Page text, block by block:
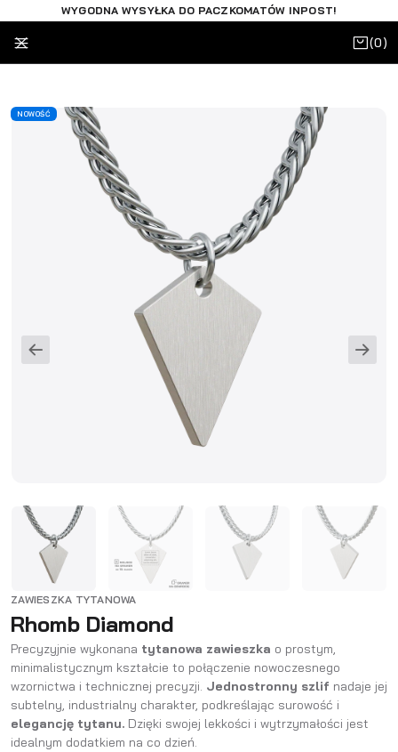
WYGODNA WYSYŁKA DO PACZKOMATÓW INPOST!
(0)
NOWOŚĆ
ZAWIESZKA TYTANOWA
Rhomb Diamond
Precyzyjnie wykonana tytanowa zawieszka o prostym,
minimalistycznym kształcie to połączenie nowoczesnego
wzornictwa i technicznej precyzji. Jednostronny szlif nadaje jej
subtelny, industrialny charakter, podkreślając surowość i
elegancję tytanu. Dzięki swojej lekkości i wytrzymałości jest
idealnym dodatkiem na co dzień.